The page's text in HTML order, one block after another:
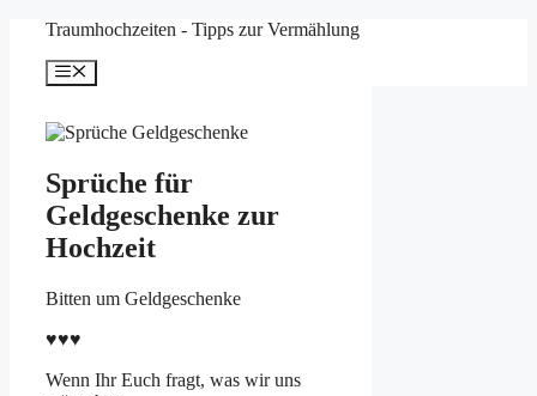
springen
Traumhochzeiten - Tipps zur Vermählung
Menü
Sprüche für
Geldgeschenke zur
Hochzeit
Bitten um Geldgeschenke
♥♥♥
Wenn Ihr Euch fragt, was wir uns